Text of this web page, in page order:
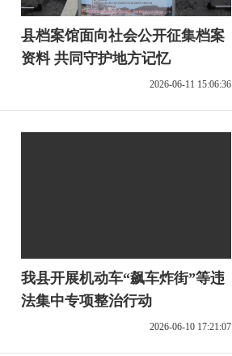
县档案馆面向社会公开征集档案
资料 共同守护地方记忆
2026-06-11 15:06:36
我县开展机动车“飙车炸街”等违
法集中专项整治行动
2026-06-10 17:21:07